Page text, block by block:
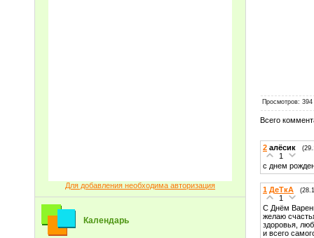
Для добавления необходима авторизация
Календарь
Просмотров:
Всего
2 алёсик
1
с днем
1 ДеТкА
1
С Днём
желаю
здоровья,
и всего